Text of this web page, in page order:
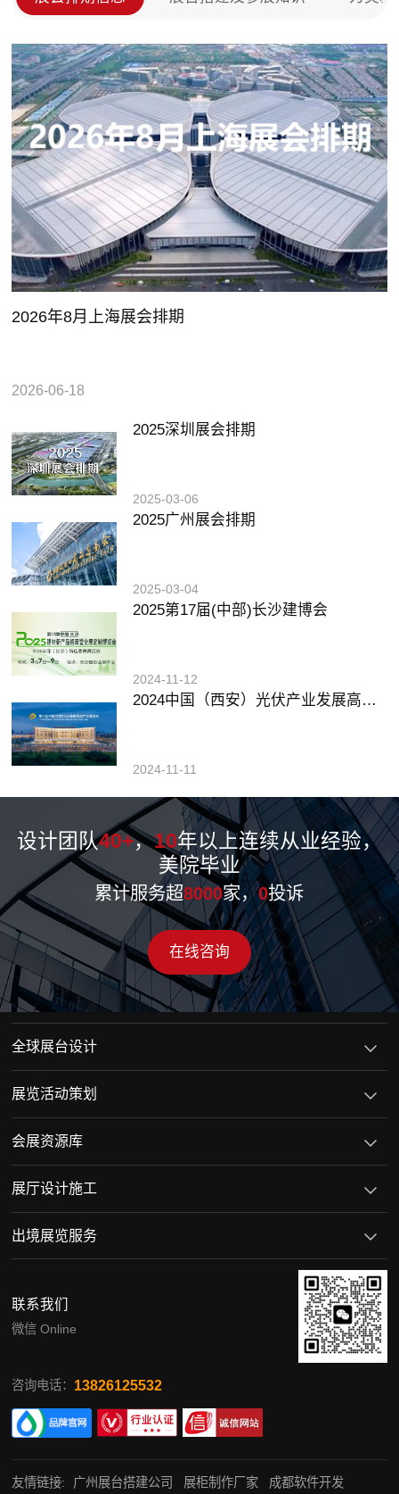
，新
汽车
式充
2026年8月上海展会排期
2026-06-18
2025深圳展会排期
2025-03-06
2025广州展会排期
2025-03-04
2025第17届(中部)长沙建博会
2024-11-12
2024中国（西安）光伏产业发展高峰论坛暨展览会
2024-11-11
设计团队40+，10年以上连续从业经验，
美院毕业
累计服务超8000家，0投诉
在线咨询
全球展台设计
展览活动策划
会展资源库
展厅设计施工
出境展览服务
联系我们
微信 Online
咨询电话： 13826125532
友情链接: 广州展台搭建公司 展柜制作厂家 成都软件开发